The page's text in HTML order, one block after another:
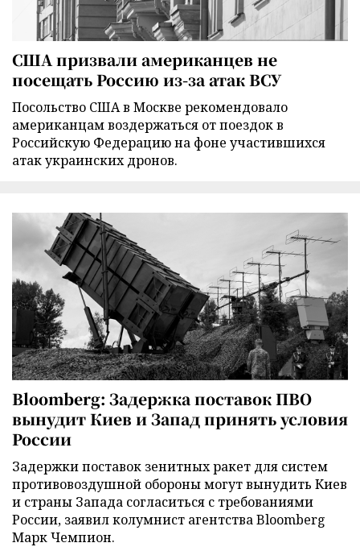
США призвали американцев не
посещать Россию из-за атак ВСУ
Посольство США в Москве рекомендовало
американцам воздержаться от поездок в
Российскую Федерацию на фоне участившихся
атак украинских дронов.
Bloomberg: Задержка поставок ПВО
вынудит Киев и Запад принять условия
России
Задержки поставок зенитных ракет для систем
противовоздушной обороны могут вынудить Киев
и страны Запада согласиться с требованиями
России, заявил колумнист агентства Bloomberg
Марк Чемпион.